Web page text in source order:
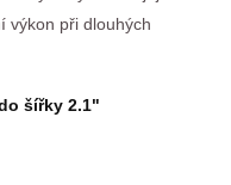
výkon při dlouhých
šířky 2.1"